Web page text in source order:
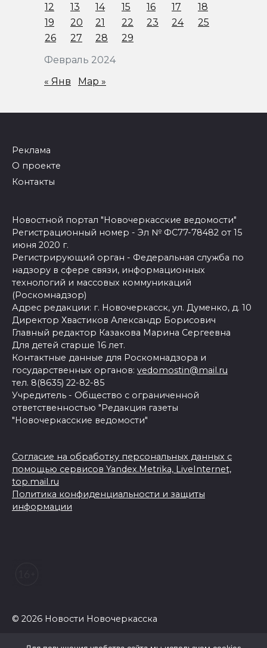
Февраль 2024
12
13 14 15 16 17
18
19
20 21 22 23 24
25
26
27 28 29
« Янв Мар »
Реклама
О проекте
Контакты
Новостной портал "Новочеркасские ведомости"
Регистрационный номер - Эл № ФС77-78482 от 15
июня 2020 г.
Регистрирующий орган - Федеральная служба по
надзору в сфере связи, информационных
технологий и массовых коммуникаций
(Роскомнадзор)
Адрес редакции: г. Новочеркасск, ул. Думенко, д. 10
Директор Хвастиков Александр Борисович
Главный редактор Казакова Марина Сергеевна
Для детей старше 16 лет.
Контактные данные для Роскомнадзора и
государственных органов: vedomostin@mail.ru
тел. 8(8635) 22-82-85
Учредитель - Общество с ограниченной
ответственностью "Редакция газеты
"Новочеркасские ведомости"
Согласие на обработку персональных данных с
помощью сервисов Yandex.Metrika, LiveInternet,
top.mail.ru
Политика конфиденциальности и защиты
информации
© 2026 Новости Новочеркасска